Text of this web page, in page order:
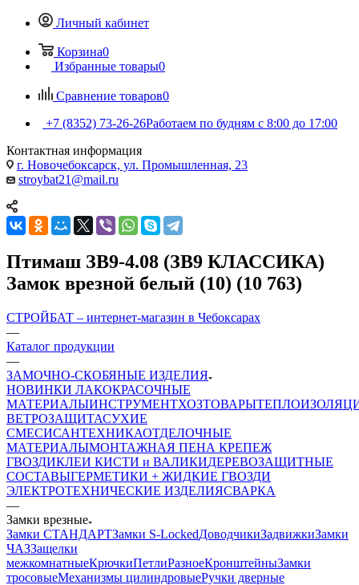
Личный кабинет
Корзина0
Избранные товары0
Сравнение товаров0
+7 (8352) 73-26-26Работаем по будням с 8:00 до 17:00
Контактная информация
г. Новочебоксарск, ул. Промышленная, 23
stroybat21@mail.ru
Птимаш ЗВ9-4.08 (ЗВ9 КЛАССИКА)
Замок врезной белый (10) (10 763)
СТРОЙБАТ – интернет-магазин в Чебоксарах
—
Каталог продукции
—
ЗАМОЧНО-СКОБЯНЫЕ ИЗДЕЛИЯ
НОВИНКИ ЛАКОКРАСОЧНЫЕ
МАТЕРИАЛЫИНСТРУМЕНТХОЗТОВАРЫ
ВЕТРОЗАЩИТАСУХИЕ
СМЕСИСАНТЕХНИКАОТДЕЛОЧНЫЕ
МАТЕРИАЛЫМОНТАЖНАЯ ПЕНА КРЕПЕЖ
ГВОЗДИКЛЕИ КИСТИ и ВАЛИКИДЕРЕВОЗАЩИТНЫЕ
СОСТАВЫГЕРМЕТИКИ + ЖИДКИЕ ГВОЗДИ
ЭЛЕКТРОТЕХНИЧЕСКИЕ ИЗДЕЛИЯСВАРКА
—
Замки врезные
Замки СТАНДАРТЗамки S-LockedДоводчикиЗадвижкиЗамки
ЧАЗЗащелки
межкомнатныеКрючкиПетлиРазноеКронштейныЗамки
тросовыеМеханизмы цилиндровыеРучки дверные